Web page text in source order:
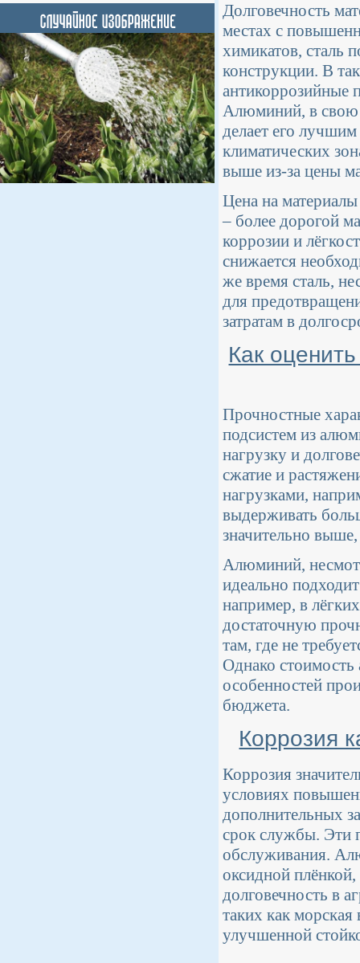
Долговечность
местах с
химикатов, сталь
конструкции. В
антикоррозийные
Алюминий, в свою
делает его
климатических
выше из-за цены
Цена на
– более дорогой
коррозии и
снижается
же время сталь,
для
затратам в
Как
Прочностные
подсистем из
нагрузку и
сжатие и
нагрузками,
выдерживать
значительно
Алюминий,
идеально
например, в
достаточную
там, где не
Однако
особенностей
бюджета.
Коррозия
Коррозия
условиях
дополнительных
срок службы. Эти
обслуживания.
оксидной
долговечность в
таких как
улучшенной